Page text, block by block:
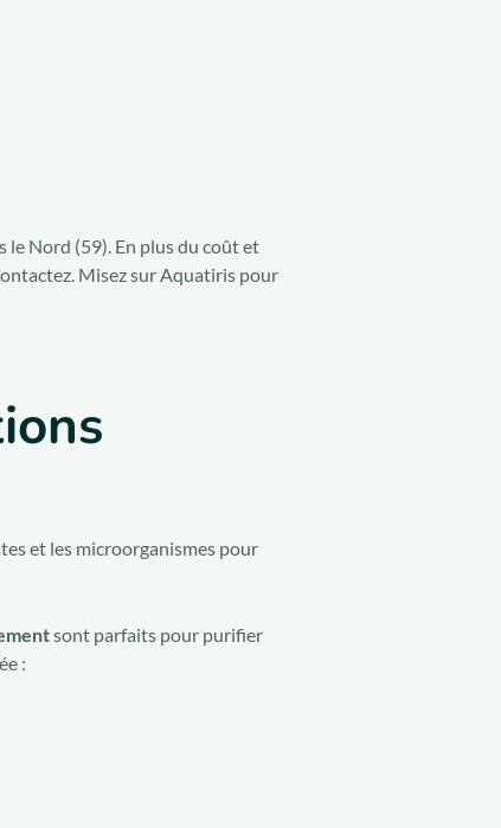
Nord (59). En plus du coût et
Misez sur Aquatiris pour
et les microorganismes pour
sont parfaits pour purifier
: